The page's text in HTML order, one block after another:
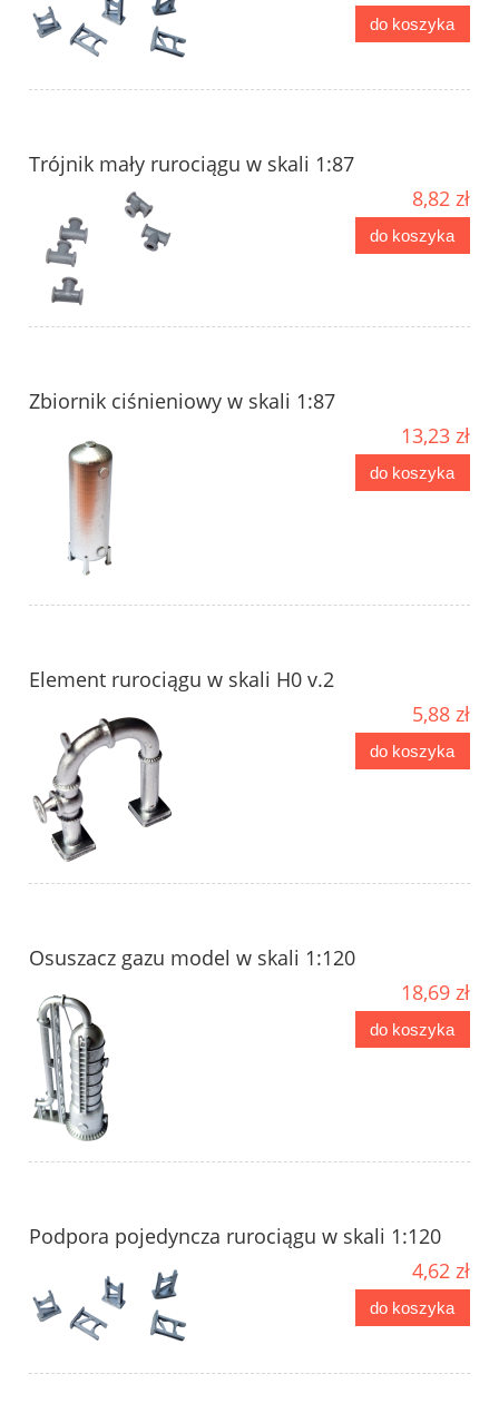
do koszyka
Trójnik mały rurociągu w skali 1:87
8,82 zł
do koszyka
Zbiornik ciśnieniowy w skali 1:87
13,23 zł
do koszyka
Element rurociągu w skali H0 v.2
5,88 zł
do koszyka
Osuszacz gazu model w skali 1:120
18,69 zł
do koszyka
Podpora pojedyncza rurociągu w skali 1:120
4,62 zł
do koszyka